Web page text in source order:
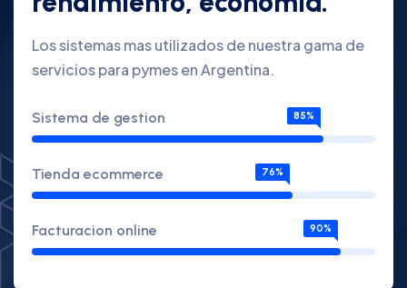
Los sistemas mas utilizados de nuestra gama de
servicios para pymes en Argentina.
Sistema de gestion 85%
Tienda ecommerce 76%
Facturacion online 90%